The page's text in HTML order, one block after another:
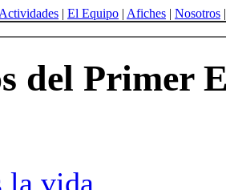
Actividades | El Equipo | Afiches | Nosotros
del Primer
la vida